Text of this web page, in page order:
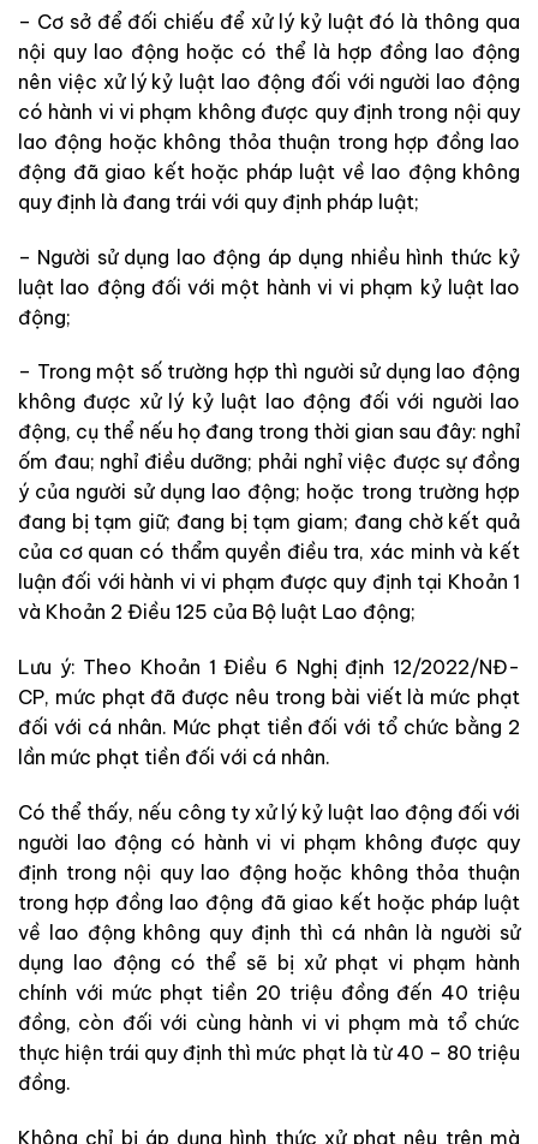
– Cơ sở để đối chiếu để xử lý kỷ luật đó là thông qua
nội quy lao động hoặc có thể là hợp đồng lao động
nên việc xử lý kỷ luật lao động đối với người lao động
có hành vi vi phạm không được quy định trong nội quy
lao động hoặc không thỏa thuận trong hợp đồng lao
động đã giao kết hoặc pháp luật về lao động không
quy định là đang trái với quy định pháp luật;
– Người sử dụng lao động áp dụng nhiều hình thức kỷ
luật lao động đối với một hành vi vi phạm kỷ luật lao
động;
– Trong một số trường hợp thì người sử dụng lao động
không được xử lý kỷ luật lao động đối với người lao
động, cụ thể nếu họ đang trong thời gian sau đây: nghỉ
ốm đau; nghỉ điều dưỡng; phải nghỉ việc được sự đồng
ý của người sử dụng lao động; hoặc trong trường hợp
đang bị tạm giữ; đang bị tạm giam; đang chờ kết quả
của cơ quan có thẩm quyền điều tra, xác minh và kết
luận đối với hành vi vi phạm được quy định tại Khoản 1
và Khoản 2 Điều 125 của Bộ luật Lao động;
Lưu ý: Theo Khoản 1 Điều 6 Nghị định 12/2022/NĐ-
CP, mức phạt đã được nêu trong bài viết là mức phạt
đối với cá nhân. Mức phạt tiền đối với tổ chức bằng 2
lần mức phạt tiền đối với cá nhân.
Có thể thấy, nếu công ty xử lý kỷ luật lao động đối với
người lao động có hành vi vi phạm không được quy
định trong nội quy lao động hoặc không thỏa thuận
trong hợp đồng lao động đã giao kết hoặc pháp luật
về lao động không quy định thì cá nhân là người sử
dụng lao động có thể sẽ bị xử phạt vi phạm hành
chính với mức phạt tiền 20 triệu đồng đến 40 triệu
đồng, còn đối với cùng hành vi vi phạm mà tổ chức
thực hiện trái quy định thì mức phạt là từ 40 – 80 triệu
đồng.
Không chỉ bị áp dụng hình thức xử phạt nêu trên mà